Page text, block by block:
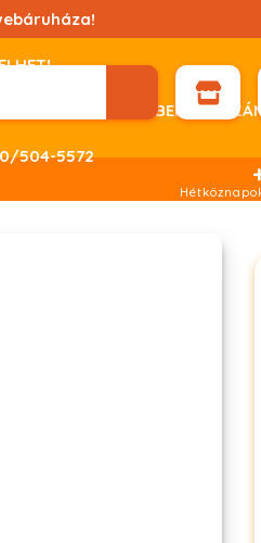
KÉRHET DÍJBEKÉRŐ
504-5572